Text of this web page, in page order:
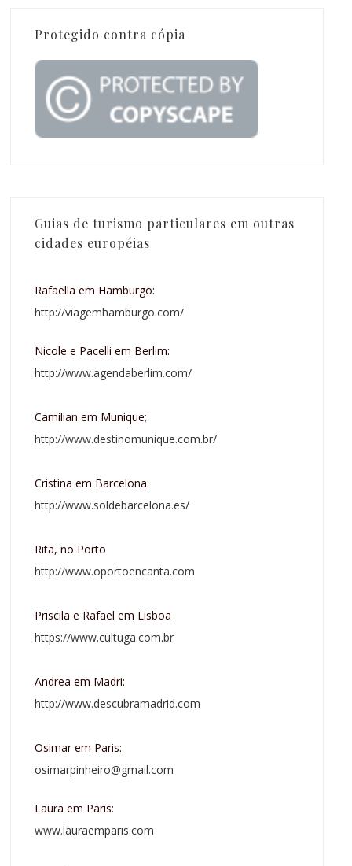
Protegido contra cópia
Guias de turismo particulares em outras
cidades européias
Rafaella em Hamburgo:
http://viagemhamburgo.com/
Nicole e Pacelli em Berlim:
http://www.agendaberlim.com/
Camilian em Munique;
http://www.destinomunique.com.br/
Cristina em Barcelona:
http://www.soldebarcelona.es/
Rita, no Porto
http://www.oportoencanta.com
Priscila e Rafael em Lisboa
https://www.cultuga.com.br
Andrea em Madri:
http://www.descubramadrid.com
Osimar em Paris:
osimarpinheiro@gmail.com
Laura em Paris:
www.lauraemparis.com